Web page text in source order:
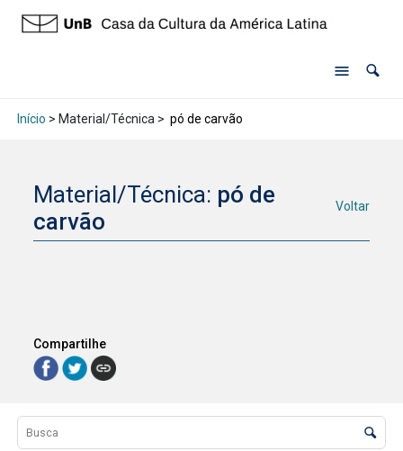
Início > Material/Técnica > pó de carvão
Material/Técnica: pó de
carvão
Voltar
Compartilhe
Lista de itens
Controle de ordenação e visualização